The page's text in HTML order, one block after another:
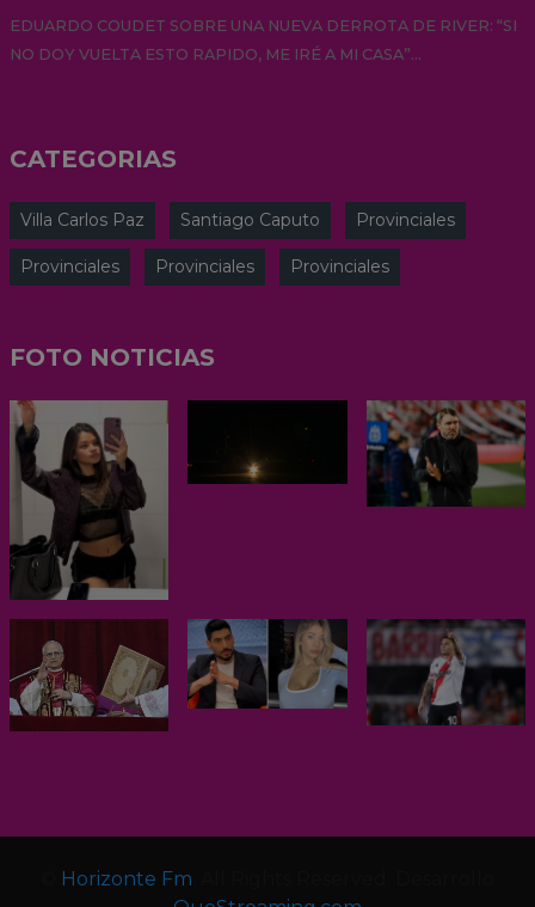
EDUARDO COUDET SOBRE UNA NUEVA DERROTA DE RIVER: “SI
NO DOY VUELTA ESTO RAPIDO, ME IRÉ A MI CASA”...
CATEGORIAS
Villa Carlos Paz Santiago Caputo Provinciales
Provinciales Provinciales Provinciales
FOTO NOTICIAS
Horizonte Fm